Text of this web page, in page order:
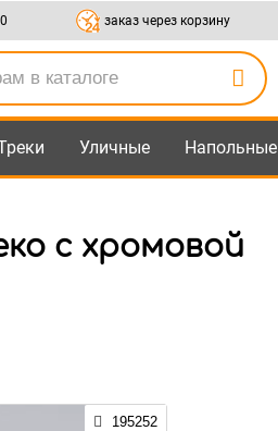
заказ через корзину
Уличные Напольные
с хромовой
195252